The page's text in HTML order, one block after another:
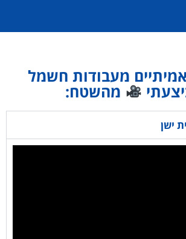
מעבודות חשמל
מהשטח:
ישן